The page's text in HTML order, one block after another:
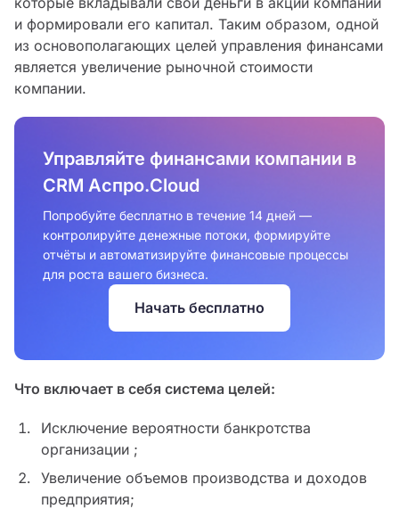
и формировали его капитал. Таким образом, одной
из основополагающих целей управления финансами
является увеличение рыночной стоимости
компании.
Управляйте финансами компании в
CRM Аспро.Cloud
Попробуйте бесплатно в течение 14 дней —
контролируйте денежные потоки, формируйте
отчёты и автоматизируйте финансовые процессы
для роста вашего бизнеса.
Начать бесплатно
Что включает в себя система целей:
Исключение вероятности банкротства
организации ;
Увеличение объемов производства и доходов
предприятия;